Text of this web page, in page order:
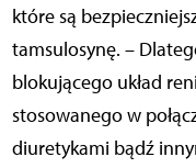
które są
tamsulosynę. –
blokującego układ
stosowanego w
diuretykami bądź